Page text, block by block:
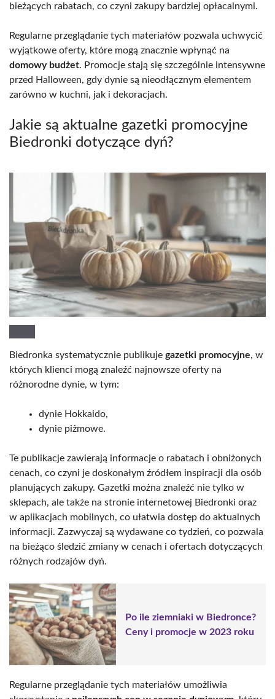
bieżących rabatach, co czyni zakupy bardziej opłacalnymi.
Regularne przeglądanie tych materiałów pozwala uchwycić
wyjątkowe oferty, które mogą znacznie wpłynąć na
domowy budżet. Promocje stają się szczególnie intensywne
przed Halloween, gdy dynie są nieodłącznym elementem
zarówno w kuchni, jak i dekoracjach.
Jakie są aktualne gazetki promocyjne
Biedronki dotyczące dyń?
Biedronka systematycznie publikuje gazetki promocyjne, w
których klienci mogą znaleźć najnowsze oferty na
różnorodne dynie, w tym:
dynie Hokkaido,
dynie piżmowe.
Te publikacje zawierają informacje o rabatach i obniżonych
cenach, co czyni je doskonałym źródłem inspiracji dla osób
planujących zakupy. Gazetki można znaleźć nie tylko w
sklepach, ale także na stronie internetowej Biedronki oraz
w aplikacjach mobilnych, co ułatwia dostęp do aktualnych
informacji. Zazwyczaj są wydawane co tydzień, co pozwala
na bieżąco śledzić zmiany w cenach i ofertach dotyczących
różnych rodzajów dyń.
Po ile ziemniaki w Biedronce?
Ceny i promocje w 2023 roku
Regularne przeglądanie tych materiałów umożliwia